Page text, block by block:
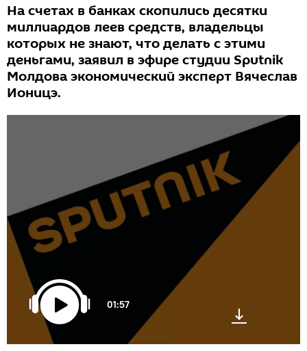
На счетах в банках скопились десятки
миллиардов леев средств, владельцы
которых не знают, что делать с этими
деньгами, заявил в эфире студии Sputnik
Молдова экономический эксперт Вячеслав
Ионицэ.
01:57